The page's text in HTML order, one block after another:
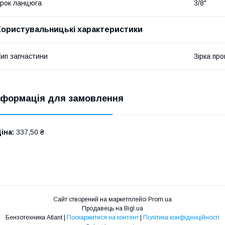
ланцюга 3/8"
характеристики
запчастини Зірка
для замовлення
337,50 ₴
Сайт створений на маркетплейсі Prom.ua
Продавець на Bigl.ua
Бензотехника Atlant | Поскаржитися на контент | Політика конфіденційності